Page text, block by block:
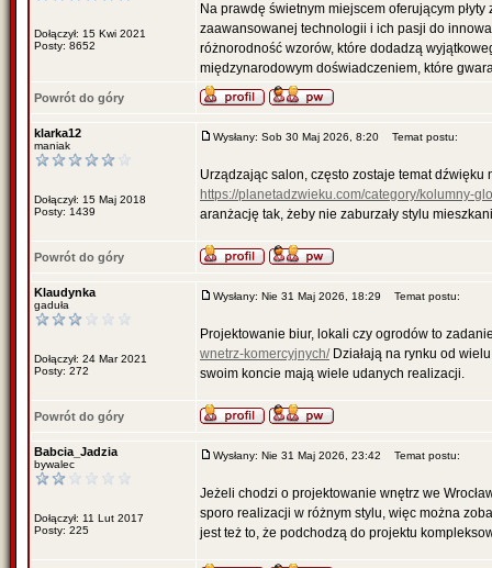
Dołączył: 15 Kwi 2021
Posty: 8652
Na prawdę świetnym miejscem oferującym
zaawansowanej technologii i ich pasji do
różnorodność wzorów, które dodadzą
międzynarodowym doświadczeniem, które
Powrót do góry
klarka12
maniak
Dołączył: 15 Maj 2018
Posty: 1439
Wysłany: Sob 30 Maj 2026, 8:20 Temat postu:
Urządzając salon, często zostaje temat dźwięku
https://planetadzwieku.com/category/kolumny-
aranżację tak, żeby nie zaburzały stylu
Powrót do góry
Klaudynka
gaduła
Dołączył: 24 Mar 2021
Posty: 272
Wysłany: Nie 31 Maj 2026, 18:29 Temat postu:
Projektowanie biur, lokali czy ogrodów to
wnetrz-komercyjnych/Działają na rynku od
swoim koncie mają wiele udanych realizacji.
Powrót do góry
Babcia_Jadzia
bywalec
Dołączył: 11 Lut 2017
Posty: 225
Wysłany: Nie 31 Maj 2026, 23:42 Temat postu:
Jeżeli chodzi o projektowanie wnętrz we
sporo realizacji w różnym stylu, więc można
jest też to, że podchodzą do projektu